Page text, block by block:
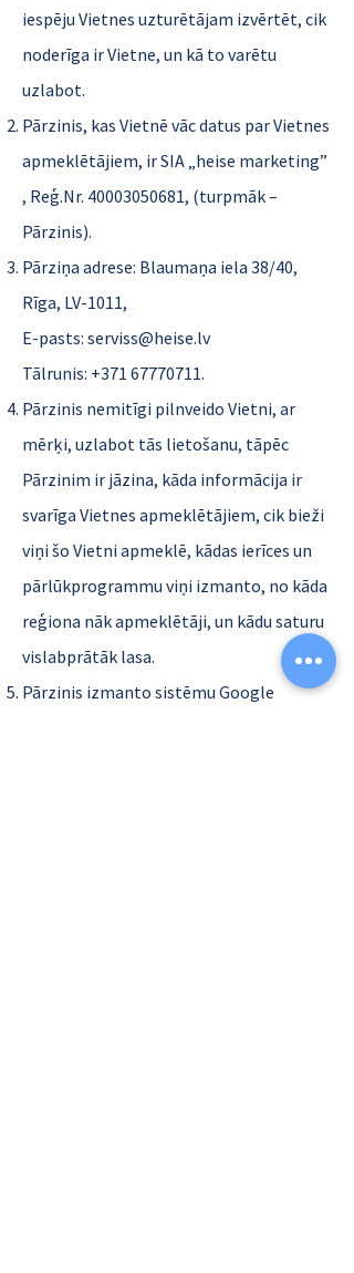
iespēju Vietnes uzturētājam izvērtēt, cik
noderīga ir Vietne, un kā to varētu
uzlabot.
Pārzinis, kas Vietnē vāc datus par Vietnes
apmeklētājiem, ir SIA „heise marketing”
, Reģ.Nr. 40003050681, (turpmāk –
Pārzinis).
Pārziņa adrese: Blaumaņa iela 38/40,
Rīga, LV-1011,
E-pasts: serviss@heise.lv
Tālrunis: +371 67770711.
Pārzinis nemitīgi pilnveido Vietni, ar
mērķi, uzlabot tās lietošanu, tāpēc
Pārzinim ir jāzina, kāda informācija ir
svarīga Vietnes apmeklētājiem, cik bieži
viņi šo Vietni apmeklē, kādas ierīces un
pārlūkprogrammu viņi izmanto, no kāda
reģiona nāk apmeklētāji, un kādu saturu
vislabprātāk lasa.
Pārzinis izmanto sistēmu Google